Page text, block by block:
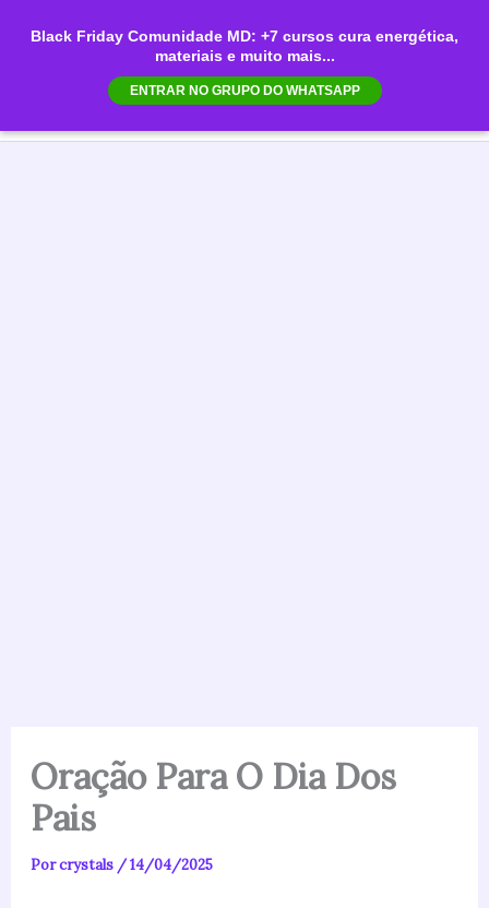
Black Friday Comunidade MD: +7 cursos cura energética,
materiais e muito mais...
ENTRAR NO GRUPO DO WHATSAPP
para
Oração Para O Dia Dos
Pais
Porcrystals /14/04/2025